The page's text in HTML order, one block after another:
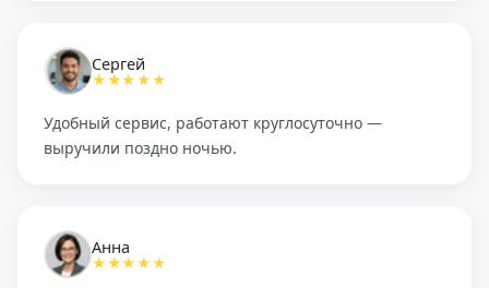
Сергей
★★★★★
Удобный сервис, работают круглосуточно —
выручили поздно ночью.
Анна
★★★★★